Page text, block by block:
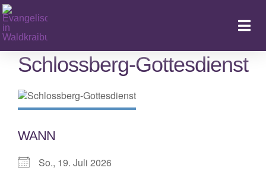
Zum
Inhalt
springen
Schlossberg-Gottesdienst
WANN
So., 19. Juli 2026